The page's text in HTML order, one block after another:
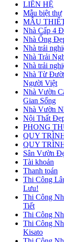
LIÊN HỆ
Mẫu biệt thự
MẪU
Nhà Cấp 4
Nhà Ống
Nhà trải
Nhà Trải
Nhà trải
Nhà Từ
Người Việt
Nhà Vườn
Gian Sống
Nhà Vườn
Nội Thất
PHONG
QUY
QUY
Sân Vườn
Tài khoản
Thanh toán
Thi Công
Lưu!
Thi Công
Tiết
Thi Công
Thi Công
Kisato